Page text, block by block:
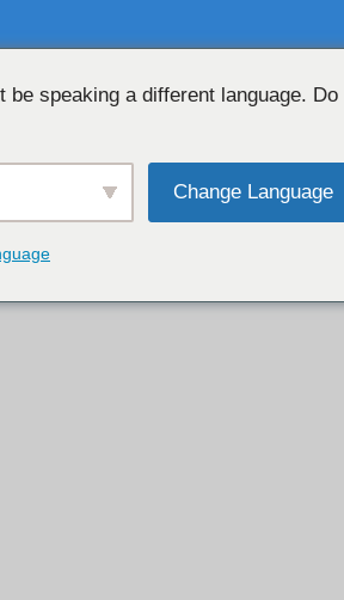
be speaking a different language. Do
Change Language